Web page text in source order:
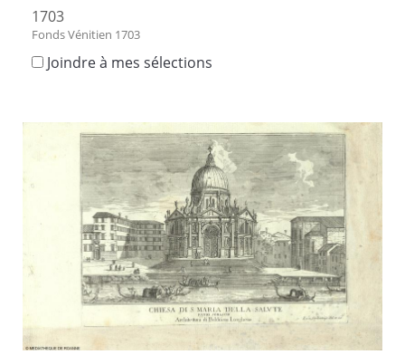
1703
Fonds Vénitien 1703
Joindre à mes sélections